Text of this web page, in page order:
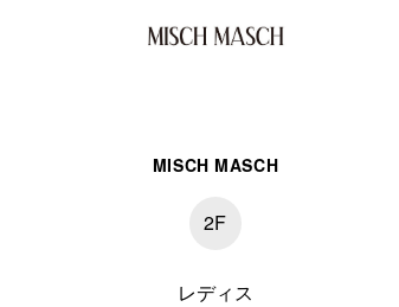
MISCH MASCH
2F
レディス